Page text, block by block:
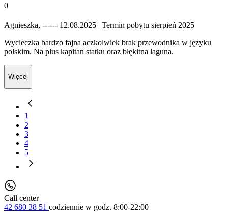
0
Agnieszka, ------ 12.08.2025 | Termin pobytu sierpień 2025
Wycieczka bardzo fajna aczkolwiek brak przewodnika w języku
polskim. Na plus kapitan statku oraz błękitna laguna.
Więcej
1
2
3
4
5
Call center
42 680 38 51 codziennie w godz. 8:00-22:00